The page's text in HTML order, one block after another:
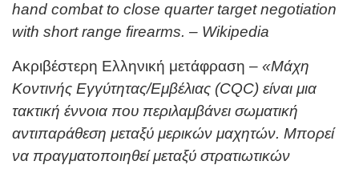
hand combat to close quarter target negotiation
with short range firearms. – Wikipedia
Ακριβέστερη Ελληνική μετάφραση – «Μάχη
Κοντινής Εγγύτητας/Εμβέλιας (CQC) είναι μια
τακτική έννοια που περιλαμβάνει σωματική
αντιπαράθεση μεταξύ μερικών μαχητών. Μπορεί
να πραγματοποιηθεί μεταξύ στρατιωτικών